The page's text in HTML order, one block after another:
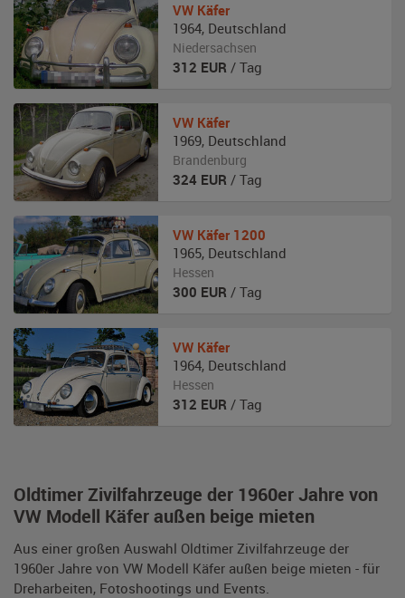
Oldtimer Zivilfahrzeuge der 1960er Jahre von
VW Modell Käfer außen beige mieten
Aus einer großen Auswahl Oldtimer Zivilfahrzeuge der
1960er Jahre von VW Modell Käfer außen beige mieten - für
Dreharbeiten, Fotoshootings und Events.
VW Käfer
1964, Deutschland
Niedersachsen
312 EUR / Tag
VW Käfer
1969, Deutschland
Brandenburg
324 EUR / Tag
VW Käfer 1200
1965, Deutschland
Hessen
300 EUR / Tag
VW Käfer
1964, Deutschland
Hessen
312 EUR / Tag